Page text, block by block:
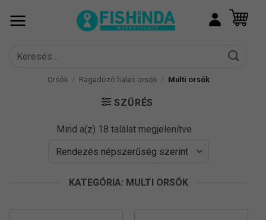
Keresés
következőre:
Orsók / Ragadozó halas orsók / Multi orsók
SZŰRÉS
Mind a(z) 18 találat megjelenítveSorted
KATEGÓRIA: MULTI ORSÓK